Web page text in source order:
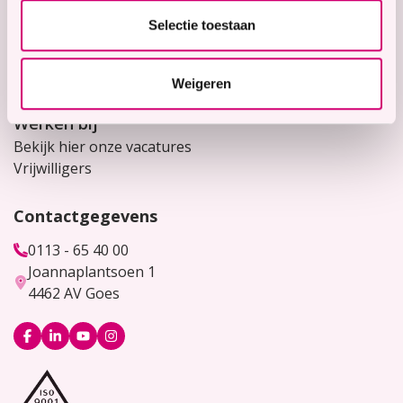
Selectie toestaan
Weigeren
Contact
Werken bij
Bekijk hier onze vacatures
Vrijwilligers
Contactgegevens
0113 - 65 40 00
Joannaplantsoen 1
4462 AV Goes
Logo
Facebook
Logo
LinkedIn
LogoLogo